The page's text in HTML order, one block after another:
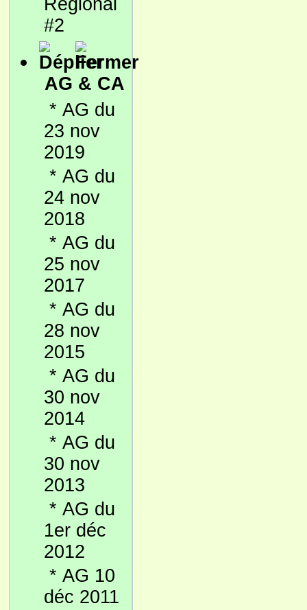
Régional
#2
AG & CA
* AG du
23 nov
2019
* AG du
24 nov
2018
* AG du
25 nov
2017
* AG du
28 nov
2015
* AG du
30 nov
2014
* AG du
30 nov
2013
* AG du
1er déc
2012
* AG 10
déc 2011